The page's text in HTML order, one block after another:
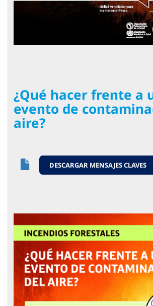
¿Qué hacer frente a
evento de
aire?
DESCARGAR MENSAJES CLAVES